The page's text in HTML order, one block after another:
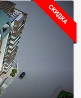
СКИДКА